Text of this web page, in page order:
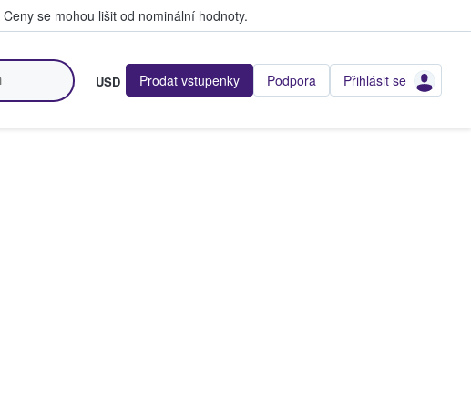
Ceny se mohou lišit od nominální hodnoty.
USD Prodat vstupenky Podpora Přihlásit se